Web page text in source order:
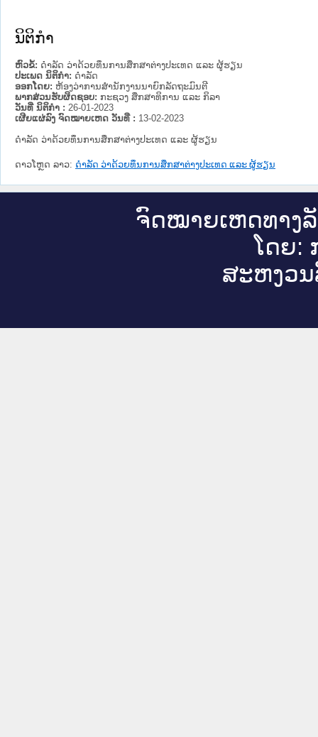
ນິຕິກໍາ
ຫົວຂໍ້: ດຳລັດ ວ່າດ້ວຍທຶນການສຶກສາຕ່າງປະເທດ ແລະ ຜູ້ຮຽນ
ປະເພດ ນິຕິກໍາ: ດໍາລັດ
ອອກໂດຍ: ຫ້ອງວ່າການສຳນັກງານນາຍົກລັດຖະມົນຕີ
ພາກສ່ວນຮັບຜິດຊອບ: ກະຊວງ ສຶກສາທິການ ແລະ ກິລາ
ວັນທີ່ ນິຕິກໍາ : 26-01-2023
ເຜີຍແຜ່ລົງ ຈົດໝາຍເຫດ ວັນທີ່ : 13-02-2023
ດຳລັດ ວ່າດ້ວຍທຶນການສຶກສາຕ່າງປະເທດ ແລະ ຜູ້ຮຽນ
ດາວໂຫຼດ ລາວ: ດຳລັດ ວ່າດ້ວຍທຶນການສຶກສາຕ່າງປະເທດ ແລະ ຜູ້ຮຽນ
ຈົດ​ໝາຍ​ເຫດ​ທາງ​
ໂດຍ:
ສະ​ຫງວນ​